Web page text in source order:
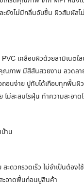
ะยังไม่มีกลิ่นอับชื้น ผิวสัมผัส
เคลือบผิวด้วยลามิเนตใ
ภาพ มีสีสันสวยงาม ลวดลา
อนง่าย ปูทับได้เกือบทุกพื้นผิ
ไม่สะสมไรฝุ่น ทำความสะอาด
าน
ะดวกรวดเร็ว ไม่จำเป็นต้องใ
ะอาดพื้นก่อนปูสินค้า